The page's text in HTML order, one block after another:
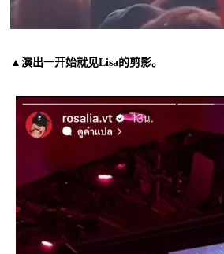
▲演出一开始就见Lisa的剪影。